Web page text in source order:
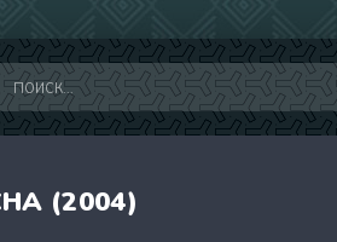
(2004)